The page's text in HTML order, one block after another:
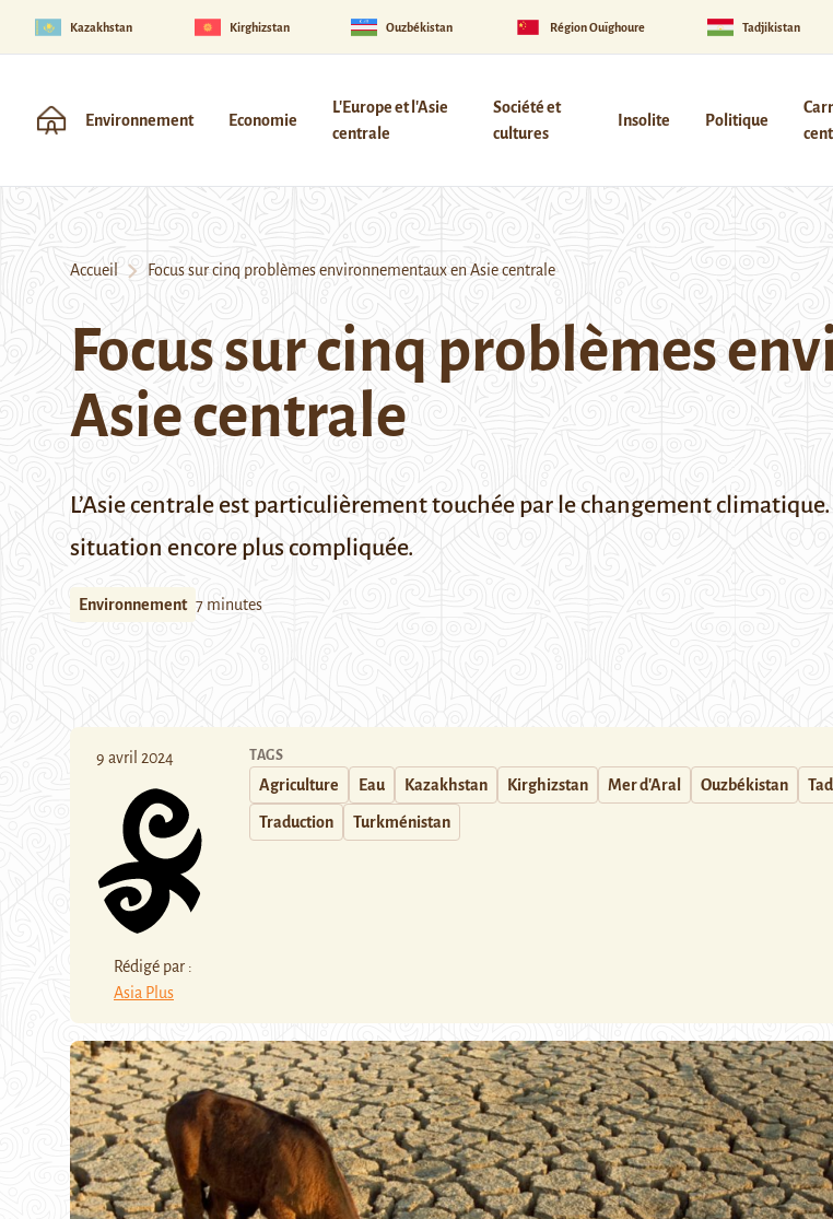
Kazakhstan Kirghizstan Ouzbékistan Région Ouïghoure Tadjikistan
Environnement Economie
L'Europe et l'Asie
centrale
Société et
cultures
Insolite Politique
Accueil Focus sur cinq problèmes environnementaux en Asie centrale
Focus sur cinq problèmes
Asie centrale
L’Asie centrale est particulièrement touchée par le changement
situation encore plus compliquée.
Environnement 7 minutes
9 avril 2024
Rédigé par :
Asia Plus
TAGS
Agriculture Eau Kazakhstan Kirghizstan Mer d'Aral Ouzbékistan
Traduction Turkménistan